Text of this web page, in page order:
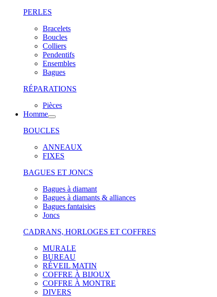
PERLES
Bracelets
Boucles
Colliers
Pendentifs
Ensembles
Bagues
RÉPARATIONS
Pièces
Homme
BOUCLES
ANNEAUX
FIXES
BAGUES ET JONCS
Bagues à diamant
Bagues à diamants & alliances
Bagues fantaisies
Joncs
CADRANS, HORLOGES ET COFFRES
MURALE
BUREAU
RÉVEIL MATIN
COFFRE À BIJOUX
COFFRE À MONTRE
DIVERS